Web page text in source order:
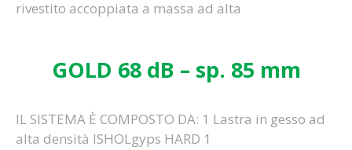
rivestito accoppiata a massa ad alta
GOLD 68 dB – sp. 85 mm
IL SISTEMA È COMPOSTO DA: 1 Lastra in gesso ad
alta densità ISHOLgyps HARD 1